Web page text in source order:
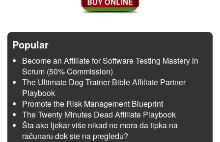
Popular
Become an Affiliate for Software Testing Mastery in
Scrum (50% Commission)
The Ultimate Dog Trainer Bible Affiliate Partner
Playbook
Promote the Risk Management Blueprint
The Twenty Minutes Dead Affiliate Playbook
Šta ako ljekar više nikad ne mora da tipka na
računaru dok ste na pregledu?